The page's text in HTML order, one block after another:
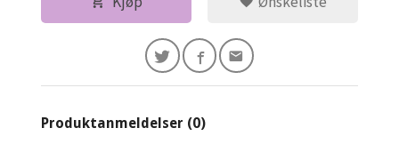
Produktanmeldelser (0)